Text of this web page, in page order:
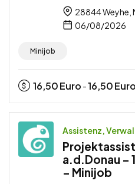
28844 Weyhe,
06/08/2026
Minijob
16,50Euro -16,50Euro
Assistenz,
a.d.Donau –
– Minijob